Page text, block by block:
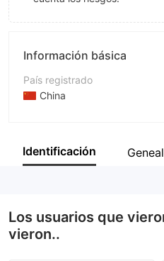
9
Información básica
País registrado
China
Empresa
Identificación
Los usuarios que
vieron..